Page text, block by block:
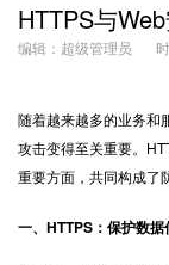
HTTPS与
编辑：超级管理员
随着越来越多的业务和
攻击变得至关重要。
重要方面，共同构成了
一、HTTPS：保护数